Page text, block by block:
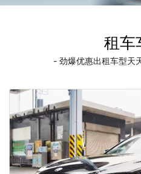
租车
- 劲爆优惠出租车型天